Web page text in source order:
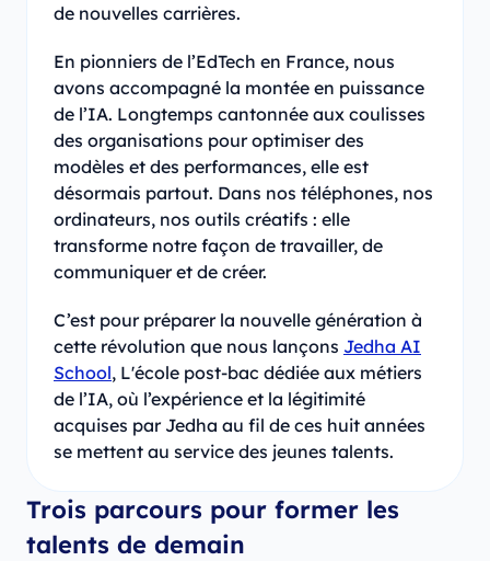
de nouvelles carrières.
En pionniers de l’EdTech en France, nous
avons accompagné la montée en puissance
de l’IA. Longtemps cantonnée aux coulisses
des organisations pour optimiser des
modèles et des performances, elle est
désormais partout. Dans nos téléphones, nos
ordinateurs, nos outils créatifs : elle
transforme notre façon de travailler, de
communiquer et de créer.
C’est pour préparer la nouvelle génération à
cette révolution que nous lançons Jedha AI
School, L'école post-bac dédiée aux métiers
de l’IA, où l’expérience et la légitimité
acquises par Jedha au fil de ces huit années
se mettent au service des jeunes talents.
Trois parcours pour former les
talents de demain